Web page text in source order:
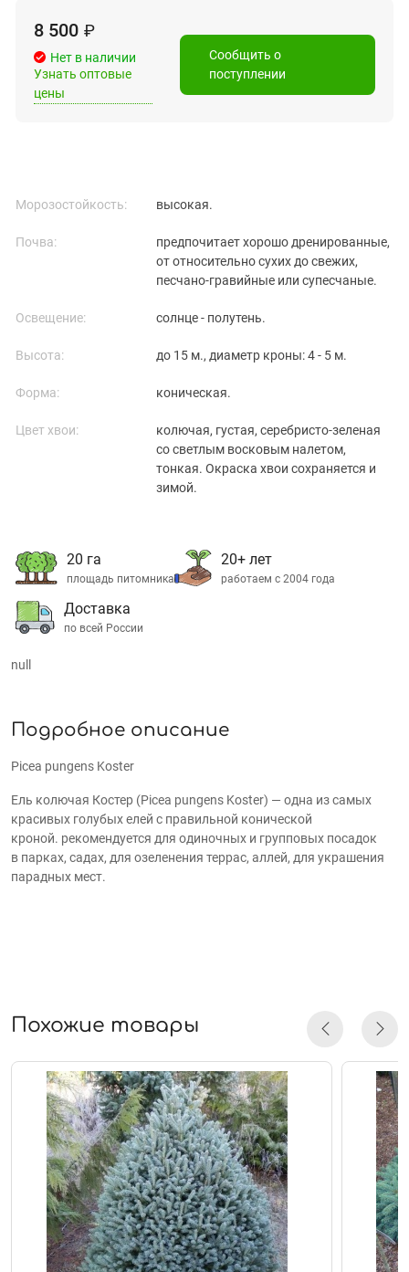
8 500 ₽
Нет в наличии
Узнать оптовые
цены
Сообщить о
поступлении
Морозостойкость: высокая.
Почва:
предпочитает хорошо дренированные,
от относительно сухих до свежих,
песчано-гравийные или супесчаные.
Освещение: солнце - полутень.
Высота: до 15 м., диаметр кроны: 4 - 5 м.
Форма: коническая.
Цвет хвои:
колючая, густая, серебристо-зеленая
со светлым восковым налетом,
тонкая. Окраска хвои сохраняется и
зимой.
20 га
площадь питомника
20+ лет
работаем с 2004 года
Доставка
по всей России
null
Подробное описание
Picea pungens Koster
Ель колючая Костер (Picea pungens Koster) — одна из самых
красивых голубых елей с правильной конической
кроной. рекомендуется для одиночных и групповых посадок
в парках, садах, для озеленения террас, аллей, для украшения
парадных мест.
Похожие товары